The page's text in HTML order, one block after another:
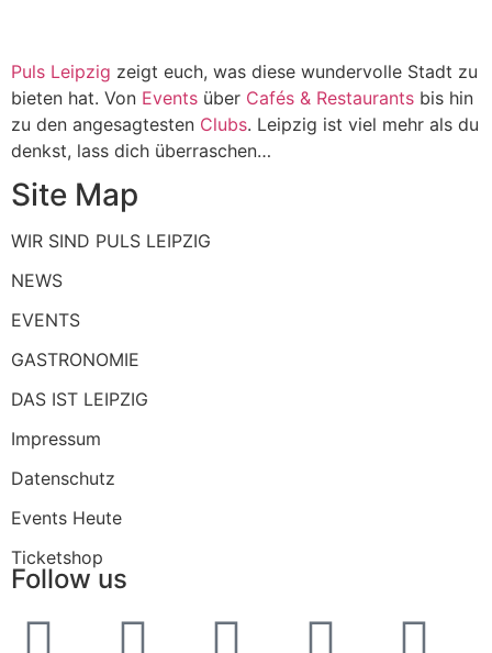
Puls Leipzig zeigt euch, was diese wundervolle Stadt zu
bieten hat. Von Events über Cafés & Restaurants bis hin
zu den angesagtesten Clubs. Leipzig ist viel mehr als du
denkst, lass dich überraschen…
Site Map
WIR SIND PULS LEIPZIG
NEWS
EVENTS
GASTRONOMIE
DAS IST LEIPZIG
Impressum
Datenschutz
Events Heute
Ticketshop
Follow us